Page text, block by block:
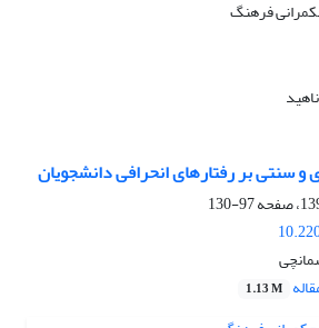
و سنتی بر رفتارهای انحرافی دانشجویان
97-130
1.13 M